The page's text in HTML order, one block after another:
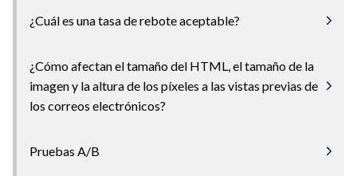
¿Cuál es una tasa de rebote aceptable?
¿Cómo afectan el tamaño del HTML, el tamaño de la
imagen y la altura de los píxeles a las vistas previas de
los correos electrónicos?
Pruebas A/B